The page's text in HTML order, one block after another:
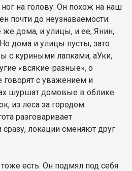
на голову. Он похож на наш
почти до неузнаваемости:
же дома, и улицы, и ее, Янин,
дома и улицы пусты, зато
с куриными лапками, аУки,
«всякие-разные», о
с уважением и
шуршат домовые в облике
из леса за городом
разговаривает
локации сменяют друг
есть. Он подмял под себя